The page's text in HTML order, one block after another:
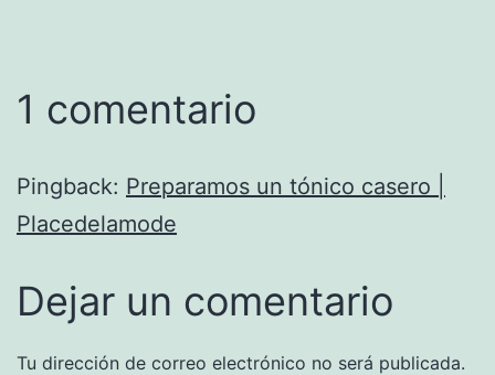
1 comentario
Pingback: Preparamos un tónico casero |
Placedelamode
Dejar un comentario
Tu dirección de correo electrónico no será publicada.